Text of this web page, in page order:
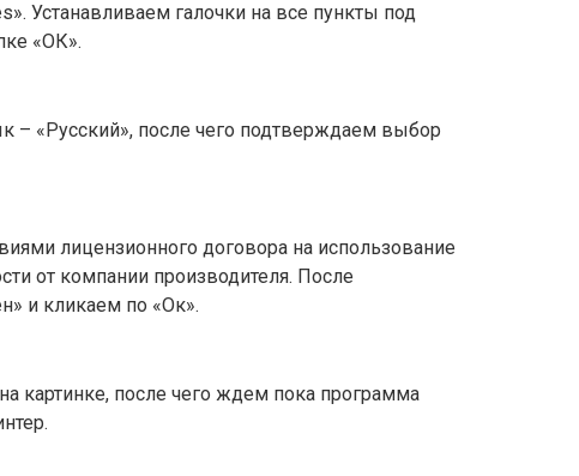
Устанавливаем галочки на все пункты под
«ОК».
«Русский», после чего подтверждаем выбор
лицензионного договора на использование
от компании производителя. После
и кликаем по «Ок».
картинке, после чего ждем пока программа